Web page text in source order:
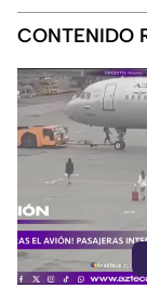
CONTENIDO